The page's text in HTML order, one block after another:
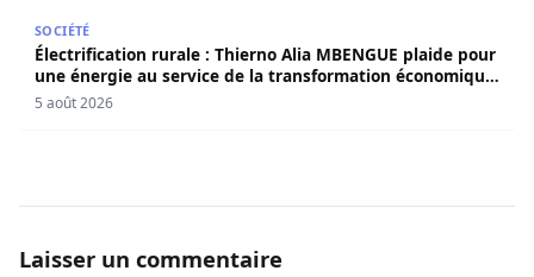
SOCIÉTÉ
Électrification rurale : Thierno Alia MBENGUE plaide pour
une énergie au service de la transformation économique
et sociale du Sénégal
5 août 2026
Laisser un commentaire